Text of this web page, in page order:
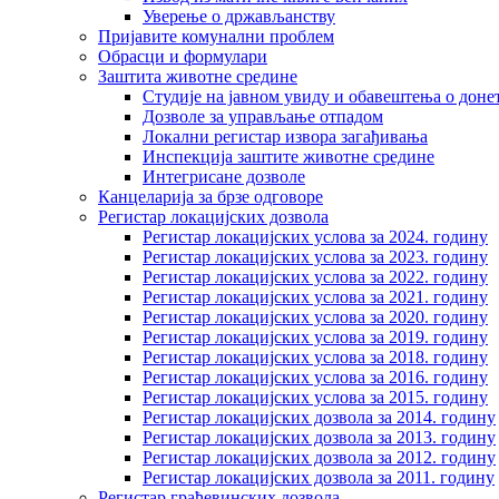
Уверење о држављанству
Пријавите комунални проблем
Обрасци и формулари
Заштита животне средине
Студије на јавном увиду и обавештења о
Дозволе за управљање отпадом
Локални регистар извора загађивања
Инспекција заштите животне средине
Интегрисане дозволе
Канцеларија за брзе одговоре
Регистар локацијских дозвола
Регистар локацијских услова за 2024. годину
Регистар локацијских услова за 2023. годину
Регистар локацијских услова за 2022. годину
Регистар локацијских услова за 2021. годину
Регистар локацијских услова за 2020. годину
Регистар локацијских услова за 2019. годину
Регистар локацијских услова за 2018. годину
Регистар локацијских услова за 2016. годину
Регистар локацијских услова за 2015. годину
Регистар локацијских дозвола за 2014. годину
Регистар локацијских дозвола за 2013. годину
Регистар локацијских дозвола за 2012. годину
Регистар локацијских дозвола за 2011. годину